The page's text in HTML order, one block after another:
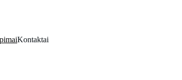
Kontaktai